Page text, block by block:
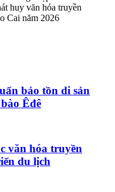
bảo tồn di sản
Êđê
văn hóa truyền
du lịch